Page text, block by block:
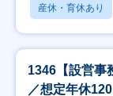
産休・育休あり
1346【設営事
／想定年休